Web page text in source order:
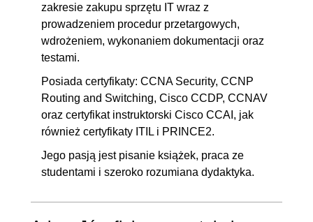
do serwera FTP
4.7. Wykorzystanie skryptu
języka Python do wyświetlania
00:05:12
4.8. Przechwytywanie ruchu
HTTP
00:07:00
4.9. Instalacja KaliLinux
4.10. Wykorzystanie Kali Linux
do przeprowadzenia ataku na
DTP
00:07:34
zakresie zakupu sprzętu IT wraz z
prowadzeniem procedur przetargowych,
wdrożeniem, wykonaniem dokumentacji oraz
testami.
Posiada certyfikaty: CCNA Security, CCNP
Routing and Switching, Cisco CCDP, CCNAV
oraz certyfikat instruktorski Cisco CCAI, jak
również certyfikaty ITIL i PRINCE2.
Jego pasją jest pisanie książek, praca ze
studentami i szeroko rozumiana dydaktyka.